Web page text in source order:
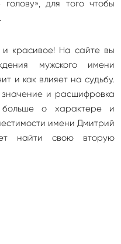
для того чтобы
красивое! На сайте вы
мужского имени
и как влияет на судьбу.
и расшифровка
о характере и
имени Дмитрий
найти свою вторую